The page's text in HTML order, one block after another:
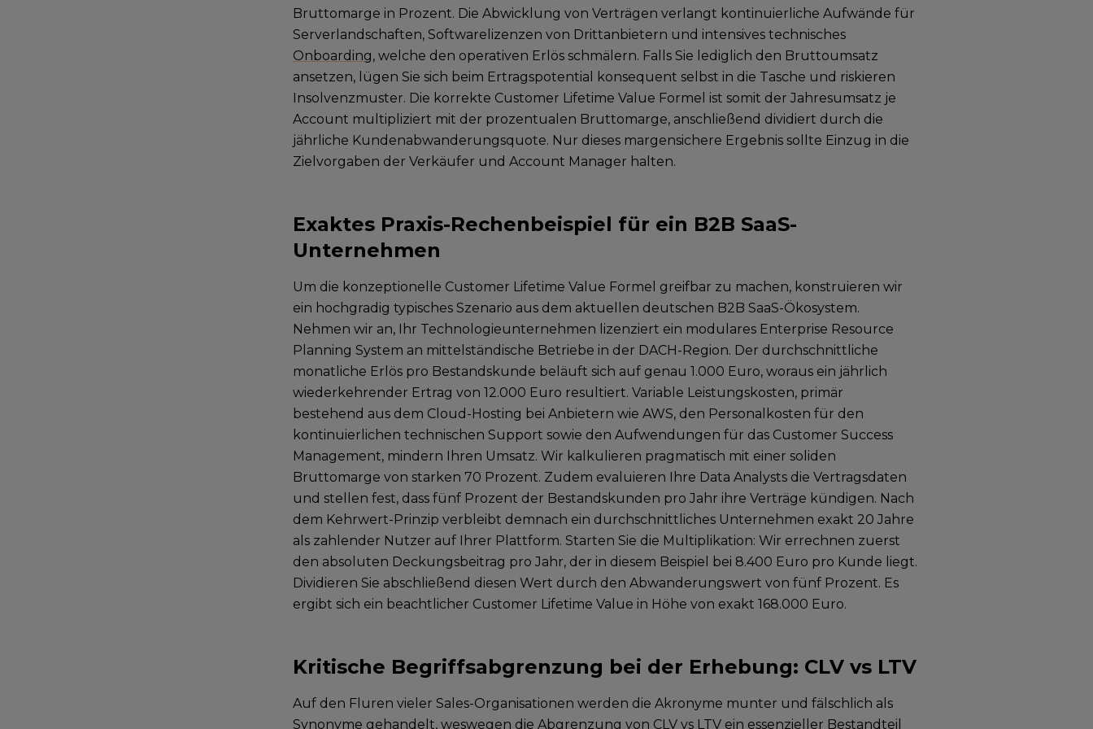
Bruttomarge in Prozent. Die Abwicklung von Verträgen verlangt kontinuierliche Aufwände für
Serverlandschaften, Softwarelizenzen von Drittanbietern und intensives technisches
Onboarding, welche den operativen Erlös schmälern. Falls Sie lediglich den Bruttoumsatz
ansetzen, lügen Sie sich beim Ertragspotential konsequent selbst in die Tasche und riskieren
Insolvenzmuster. Die korrekte Customer Lifetime Value Formel ist somit der Jahresumsatz je
Account multipliziert mit der prozentualen Bruttomarge, anschließend dividiert durch die
jährliche Kundenabwanderungsquote. Nur dieses margensichere Ergebnis sollte Einzug in die
Zielvorgaben der Verkäufer und Account Manager halten.
Exaktes Praxis-Rechenbeispiel für ein B2B SaaS-
Unternehmen
Um die konzeptionelle Customer Lifetime Value Formel greifbar zu machen, konstruieren wir
ein hochgradig typisches Szenario aus dem aktuellen deutschen B2B SaaS-Ökosystem.
Nehmen wir an, Ihr Technologieunternehmen lizenziert ein modulares Enterprise Resource
Planning System an mittelständische Betriebe in der DACH-Region. Der durchschnittliche
monatliche Erlös pro Bestandskunde beläuft sich auf genau 1.000 Euro, woraus ein jährlich
wiederkehrender Ertrag von 12.000 Euro resultiert. Variable Leistungskosten, primär
bestehend aus dem Cloud-Hosting bei Anbietern wie AWS, den Personalkosten für den
kontinuierlichen technischen Support sowie den Aufwendungen für das Customer Success
Management, mindern Ihren Umsatz. Wir kalkulieren pragmatisch mit einer soliden
Bruttomarge von starken 70 Prozent. Zudem evaluieren Ihre Data Analysts die Vertragsdaten
und stellen fest, dass fünf Prozent der Bestandskunden pro Jahr ihre Verträge kündigen. Nach
dem Kehrwert-Prinzip verbleibt demnach ein durchschnittliches Unternehmen exakt 20 Jahre
als zahlender Nutzer auf Ihrer Plattform. Starten Sie die Multiplikation: Wir errechnen zuerst
den absoluten Deckungsbeitrag pro Jahr, der in diesem Beispiel bei 8.400 Euro pro Kunde liegt.
Dividieren Sie abschließend diesen Wert durch den Abwanderungswert von fünf Prozent. Es
ergibt sich ein beachtlicher Customer Lifetime Value in Höhe von exakt 168.000 Euro.
Kritische Begriffsabgrenzung bei der Erhebung: CLV vs LTV
Auf den Fluren vieler Sales-Organisationen werden die Akronyme munter und fälschlich als
Synonyme gehandelt, weswegen die Abgrenzung von CLV vs LTV ein essenzieller Bestandteil